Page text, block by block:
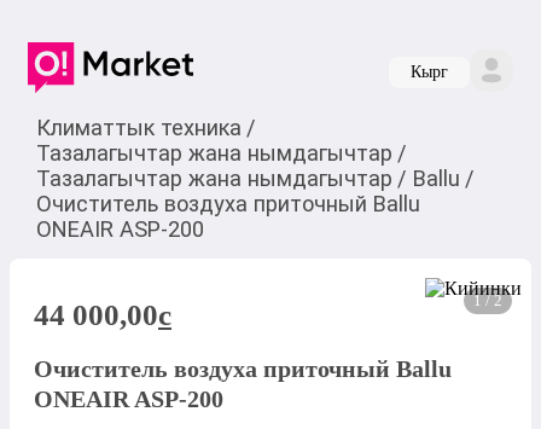
Кырг
Климаттык техника /
Тазалагычтар жана нымдагычтар /
Тазалагычтар жана нымдагычтар / Ballu /
Очиститель воздуха приточный Ballu
ONEAIR ASP-200
1 / 2
44 000,00c
Очиститель воздуха приточный Ballu
ONEAIR ASP-200